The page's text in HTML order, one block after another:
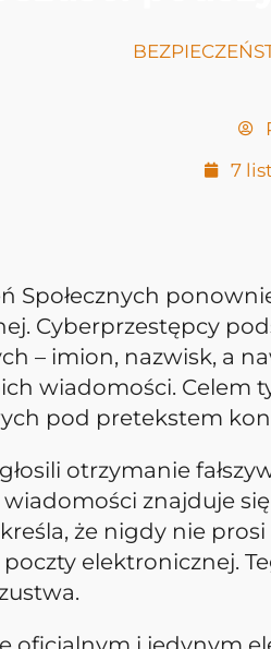
7
Społecznych
Cyberprzestępcy
– imion, nazwisk, a
wiadomości. Celem
pod pretekstem
otrzymanie
wiadomości znajduje
że nigdy nie
elektronicznej.